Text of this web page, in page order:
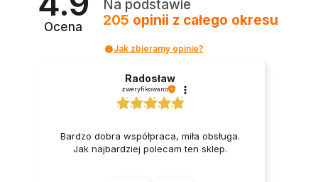
Ocena
Na podstawie
205 opinii z całego okresu
Jak zbieramy opinie?
Radosław
zweryfikowano
Bardzo dobra współpraca, miła obsługa.
Jak najbardziej polecam ten sklep.